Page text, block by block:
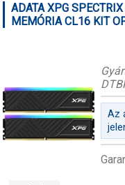
ADATA XPG
MEMÓRIA CL16 KIT
Az